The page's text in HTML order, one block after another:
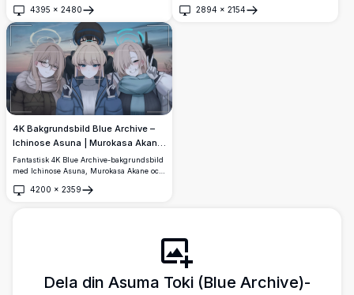
färgglada haloemblem.
4395 × 2480
Öppna
Toki i stiliga avslappnade
2894 × 2154
Öppna
4K Bakgrundsbild Blue Archive –
Ichinose Asuna | Murokasa Akane
| Asuma Toki Vinterfoto
Fantastisk 4K Blue Archive-bakgrundsbild
med Ichinose Asuna, Murokasa Akane och
mysiga vinterkläder under en vacker
4200 × 2359
Öppna
Dela din Asuma Toki (Blue Archive)-